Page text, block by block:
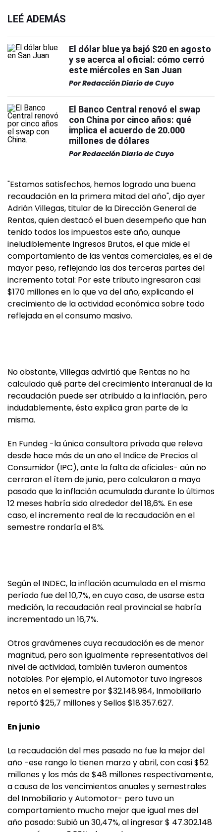
LEÉ ADEMÁS
El dólar blue ya bajó $20 en agosto
y se acerca al oficial: cómo cerró
este miércoles en San Juan
PorRedacción Diario de Cuyo
El Banco Central renovó el swap
con China por cinco años: qué
implica el acuerdo de 20.000
millones de dólares
PorRedacción Diario de Cuyo
"Estamos satisfechos, hemos logrado una buena
recaudación en la primera mitad del año", dijo ayer
Adrián Villegas, titular de la Dirección General de
Rentas, quien destacó el buen desempeño que han
tenido todos los impuestos este año, aunque
ineludiblemente Ingresos Brutos, el que mide el
comportamiento de las ventas comerciales, es el de
mayor peso, reflejando las dos terceras partes del
incremento total: Por este tributo ingresaron casi
$170 millones en lo que va del año, explicando el
crecimiento de la actividad económica sobre todo
reflejada en el consumo masivo.
No obstante, Villegas advirtió que Rentas no ha
calculado qué parte del crecimiento interanual de la
recaudación puede ser atribuido a la inflación, pero
indudablemente, ésta explica gran parte de la
misma.
En Fundeg -la única consultora privada que releva
desde hace más de un año el Indice de Precios al
Consumidor (IPC), ante la falta de oficiales- aún no
cerraron el ítem de junio, pero calcularon a mayo
pasado que la inflación acumulada durante lo últimos
12 meses habría sido alrededor del 18,6%. En ese
caso, el incremento real de la recaudación en el
semestre rondaría el 8%.
Según el INDEC, la inflación acumulada en el mismo
período fue del 10,7%, en cuyo caso, de usarse esta
medición, la recaudación real provincial se habría
incrementado un 16,7%.
Otros gravámenes cuya recaudación es de menor
magnitud, pero son igualmente representativos del
nivel de actividad, también tuvieron aumentos
notables. Por ejemplo, el Automotor tuvo ingresos
netos en el semestre por $32.148.984, Inmobiliario
reportó $25,7 millones y Sellos $18.357.627.
En junio
La recaudación del mes pasado no fue la mejor del
año -ese rango lo tienen marzo y abril, con casi $52
millones y los más de $48 millones respectivamente,
a causa de los vencimientos anuales y semestrales
del Inmobiliario y Automotor- pero tuvo un
comportamiento mucho mejor que igual mes del
año pasado: Subió un 30,47%, al ingresar $ 47.302.148